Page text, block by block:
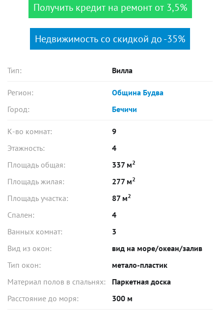
Получить кредит на ремонт от 3,5%
Недвижимость со скидкой до -35%
Тип: Вилла
Регион:
Община Будва
Город:
Бечичи
К-во комнат:
9
Этажность:
4
Площадь общая:
337 м2
Площадь жилая: 277 м2
Площадь участка: 87 м2
Спален:
4
Ванных комнат:
3
Вид из окон:
вид на море/океан/залив
Тип окон:
метало-пластик
Материал полов в спальнях:
Паркетная доска
Расстояние до моря:
300 м